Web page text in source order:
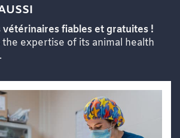
fiables et gratuites !
the expertise of its animal health